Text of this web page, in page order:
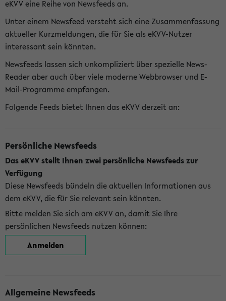
eKVV eine Reihe von Newsfeeds an.
Unter einem Newsfeed versteht sich eine Zusammenfassung
aktueller Kurzmeldungen, die für Sie als eKVV-Nutzer
interessant sein könnten.
Newsfeeds lassen sich unkompliziert über spezielle News-
Reader aber auch über viele moderne Webbrowser und E-
Mail-Programme empfangen.
Folgende Feeds bietet Ihnen das eKVV derzeit an:
Persönliche Newsfeeds
Das eKVV stellt Ihnen zwei persönliche Newsfeeds zur
Verfügung
Diese Newsfeeds bündeln die aktuellen Informationen aus
dem eKVV, die für Sie relevant sein könnten.
Bitte melden Sie sich am eKVV an, damit Sie Ihre
persönlichen Newsfeeds nutzen können:
Anmelden
Allgemeine Newsfeeds